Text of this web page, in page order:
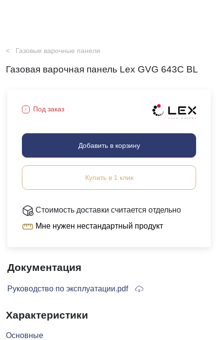
Газовые варочные панели
Газовая варочная панель Lex GVG 643C BL
Документация
Руководство по эксплуатации.pdf
Под заказ
Добавить в корзину
Купить в 1 клик
Стоимость доставки считается отдельно
Мне нужен нестандартный продукт
Характеристики
Основные